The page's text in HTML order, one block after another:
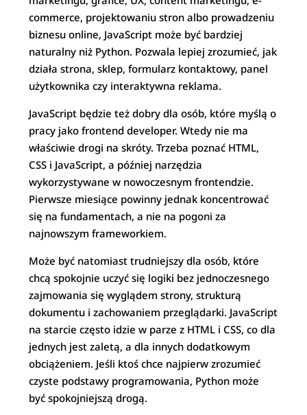
commerce, projektowaniu stron albo prowadzeniu
biznesu online, JavaScript może być bardziej
naturalny niż Python. Pozwala lepiej zrozumieć, jak
działa strona, sklep, formularz kontaktowy, panel
użytkownika czy interaktywna reklama.
JavaScript będzie też dobry dla osób, które myślą o
pracy jako frontend developer. Wtedy nie ma
właściwie drogi na skróty. Trzeba poznać HTML,
CSS i JavaScript, a później narzędzia
wykorzystywane w nowoczesnym frontendzie.
Pierwsze miesiące powinny jednak koncentrować
się na fundamentach, a nie na pogoni za
najnowszym frameworkiem.
Może być natomiast trudniejszy dla osób, które
chcą spokojnie uczyć się logiki bez jednoczesnego
zajmowania się wyglądem strony, strukturą
dokumentu i zachowaniem przeglądarki. JavaScript
na starcie często idzie w parze z HTML i CSS, co dla
jednych jest zaletą, a dla innych dodatkowym
obciążeniem. Jeśli ktoś chce najpierw zrozumieć
czyste podstawy programowania, Python może
być spokojniejszą drogą.